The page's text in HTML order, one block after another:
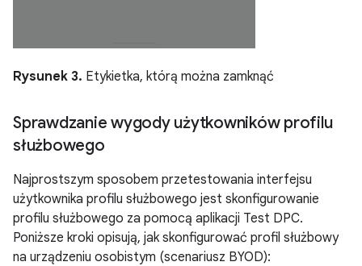
Rysunek 3. Etykietka, którą można zamknąć
Sprawdzanie wygody użytkowników profilu
służbowego
Najprostszym sposobem przetestowania interfejsu
użytkownika profilu służbowego jest skonfigurowanie
profilu służbowego za pomocą aplikacji Test DPC.
Poniższe kroki opisują, jak skonfigurować profil służbowy
na urządzeniu osobistym (scenariusz BYOD):